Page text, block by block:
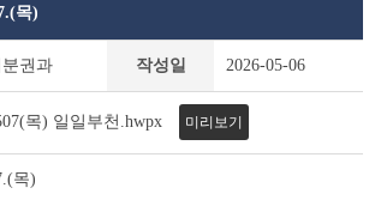
목)
권과 작성일 2026-05-06
목) 일일부천.hwpx 미리보기
목)